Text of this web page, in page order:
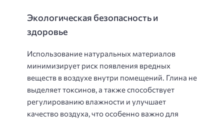
Экологическая безопасность и
здоровье
Использование натуральных материалов
минимизирует риск появления вредных
веществ в воздухе внутри помещений. Глина не
выделяет токсинов, а также способствует
регулированию влажности и улучшает
качество воздуха, что особенно важно для